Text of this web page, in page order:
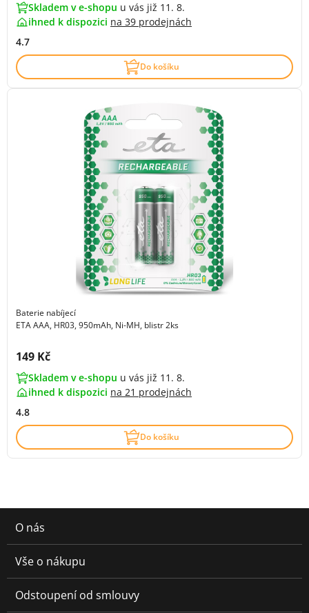
Skladem v e-shopu u vás již 11. 8.
ihned k dispozici na 39 prodejnách
4.7
Do košíku
Baterie nabíjecí
ETA AAA, HR03, 950mAh, Ni-MH, blistr 2ks
Cena s DPH:
149 Kč
Skladem v e-shopu u vás již 11. 8.
ihned k dispozici na 21 prodejnách
4.8
Do košíku
O nás
Vše o nákupu
Odstoupení od smlouvy